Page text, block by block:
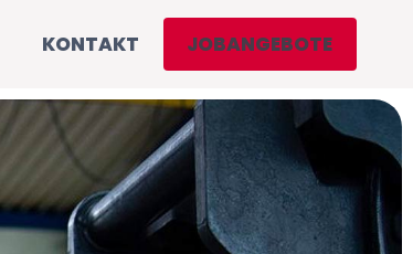
KONTAKT JOBANGEBOTE